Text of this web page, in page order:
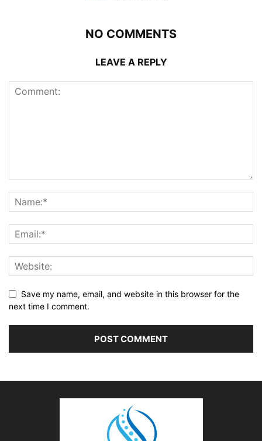
NO COMMENTS
LEAVE A REPLY
Save my name, email, and website in this browser for the
next time I comment.